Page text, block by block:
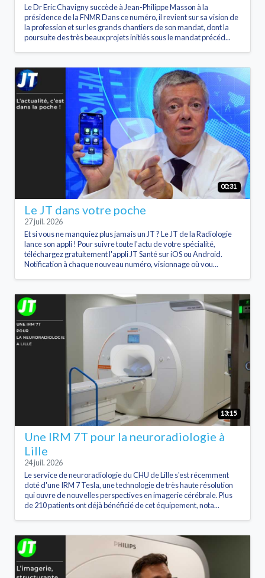
Le Dr Eric Chavigny succède à Jean-Philippe Masson à la
présidence de la FNMR Dans ce numéro, il revient sur sa vision de
la profession et sur les grands chantiers de son mandat, dont la
poursuite des très beaux projets initiés sous le mandat précéd...
00:31
Le JT dans votre poche
27 juil. 2026
Et si vous ne manquiez plus jamais un JT ? Le JT de la Radiologie
lance son appli ! Pour suivre toute l'actu de votre spécialité,
téléchargez gratuitement l'appli JT Santé sur iOS ou Android.
Notification à chaque nouveau numéro, visionnage où vou...
13:15
Une IRM 7T pour la neuroradiologie à
Lille
24 juil. 2026
Le service de neuroradiologie du CHU de Lille s'est récemment
doté d'une IRM 7 Tesla, une technologie de très haute résolution
qui ouvre de nouvelles perspectives en imagerie cérébrale. Plus
de 210 patients ont déjà bénéficié de cet équipement, nota...